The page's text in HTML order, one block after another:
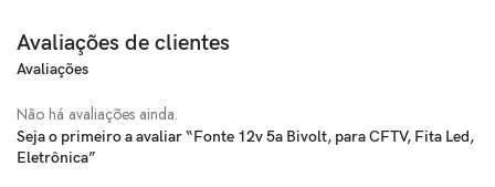
Avaliações de clientes
Avaliações
Não há avaliações ainda.
Seja o primeiro a avaliar “Fonte 12v 5a Bivolt, para CFTV, Fita Led,
Eletrônica”